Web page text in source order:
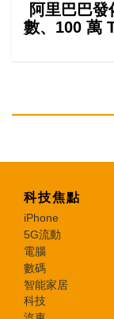
阿里巴巴
數、100 萬
科技焦點
iPhone
5G流動
電腦
數碼
智能家居
科技